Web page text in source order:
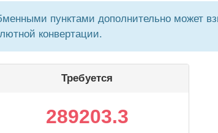
пунктами дополнительно может
конвертации.
Требуется
289203.3